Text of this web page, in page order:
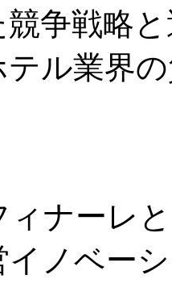
争戦略
ル業界
ナーレ
イノベー